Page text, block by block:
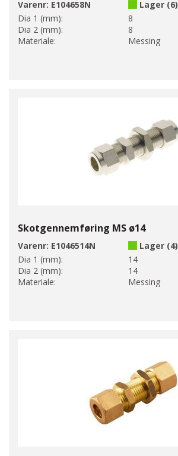
Varenr: E104658N
Lager (6)
Dia 1 (mm):
8
Dia 2 (mm):
8
Materiale:
Messing
Skotgennemføring MS ø14
Varenr: E1046514N
Lager (4)
Dia 1 (mm):
14
Dia 2 (mm):
14
Materiale:
Messing